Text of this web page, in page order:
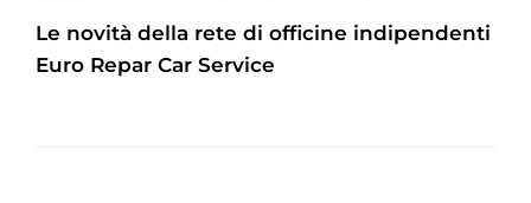
Le novità della rete di officine indipendenti
Euro Repar Car Service